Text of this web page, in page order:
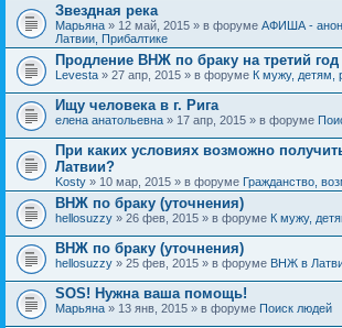
Звездная река
Марьяна » 12 май, 2015 » в форуме АФИША -
Латвии, Прибалтике
Продление ВНЖ по браку на третий год
Levesta » 27 апр, 2015 » в форуме К мужу, детям,
Ищу человека в г. Рига
елена анатольевна » 17 апр, 2015 » в форуме
При каких условиях возможно
Латвии?
Kosty » 10 мар, 2015 » в форуме Гражданство,
ВНЖ по браку (уточнения)
hellosuzzy » 26 фев, 2015 » в форуме К мужу,
ВНЖ по браку (уточнения)
hellosuzzy » 25 фев, 2015 » в форуме ВНЖ в
SOS! Нужна ваша помощь!
Марьяна » 13 янв, 2015 » в форуме Поиск людей